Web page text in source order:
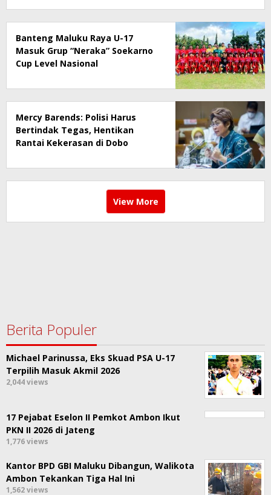
Banteng Maluku Raya U-17
Masuk Grup “Neraka” Soekarno
Cup Level Nasional
Mercy Barends: Polisi Harus
Bertindak Tegas, Hentikan
Rantai Kekerasan di Dobo
View More
Berita Populer
Michael Parinussa, Eks Skuad PSA U-17
Terpilih Masuk Akmil 2026
2,044 views
17 Pejabat Eselon II Pemkot Ambon Ikut
PKN II 2026 di Jateng
1,776 views
Kantor BPD GBI Maluku Dibangun, Walikota
Ambon Tekankan Tiga Hal Ini
1,562 views